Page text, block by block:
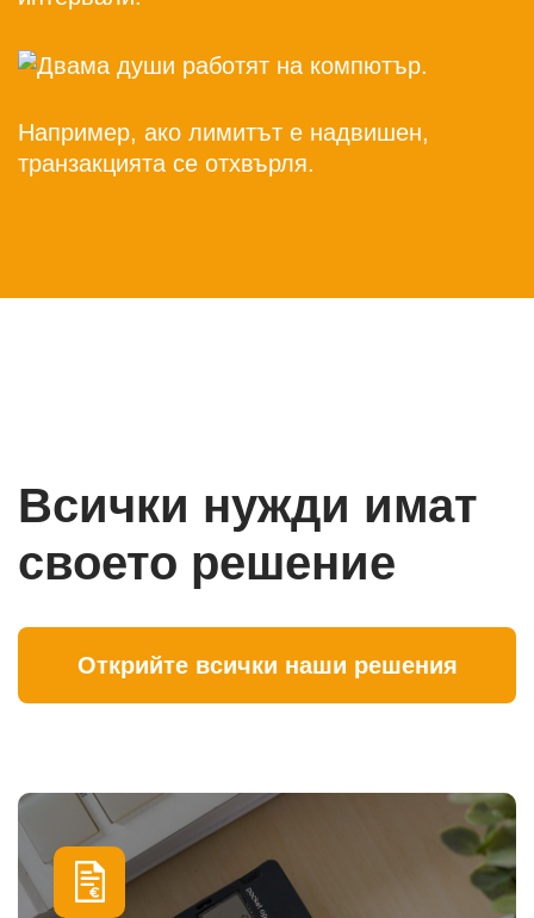
Например, ако лимитът е надвишен,
транзакцията се отхвърля.
Всички нужди имат
своето решение
Открийте всички наши решения